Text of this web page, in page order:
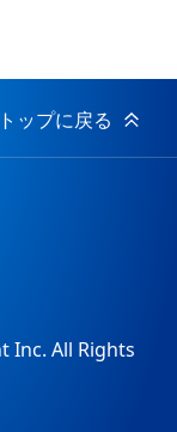
トップに戻る
Inc. All Rights